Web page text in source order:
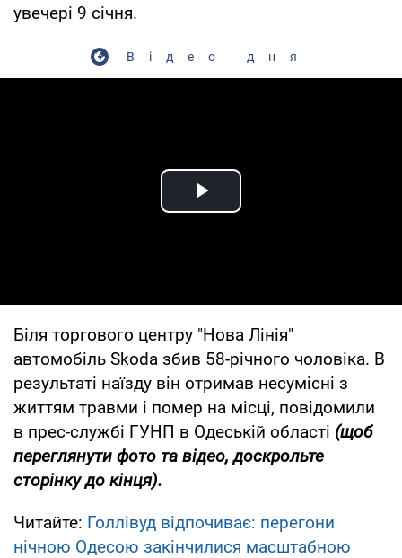
увечері 9 січня.
Відео дня
Play Video
Біля торгового центру "Нова Лінія"
автомобіль Skoda збив 58-річного чоловіка. В
результаті наїзду він отримав несумісні з
життям травми і помер на місці, повідомили
в прес-службі ГУНП в Одеській області (щоб
переглянути фото та відео, доскрольте
сторінку до кінця).
Читайте: Голлівуд відпочиває: перегони
нічною Одесою закінчилися масштабною